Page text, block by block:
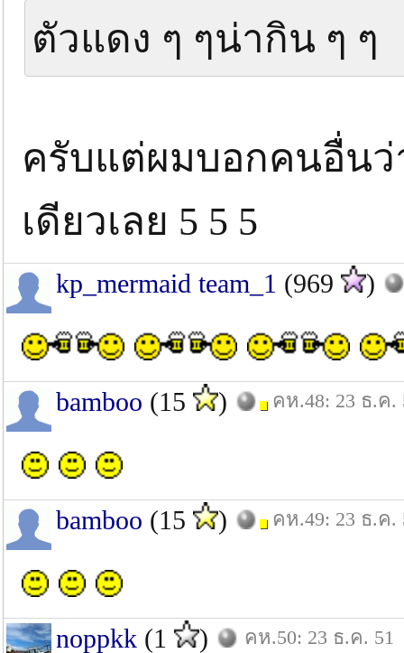
ตัวแดง ๆ ๆน่ากิน ๆ ๆ
ครับแต่ผมบอกคนอื่นว่
เดียวเลย 5 5 5
kp_mermaid team_1 (969 )
bamboo (15 ) คห.48: 23 ธ.ค.
bamboo (15 ) คห.49: 23 ธ.ค.
noppkk (1 ) คห.50: 23 ธ.ค. 51